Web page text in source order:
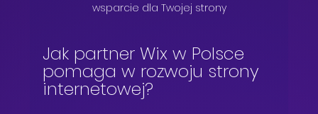
wsparcie dla Twojej strony
Jak partner Wix w Polsce
pomaga w rozwoju strony
internetowej?